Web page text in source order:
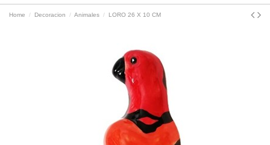
Home Decoracion Animales LORO 26 X 10 CM